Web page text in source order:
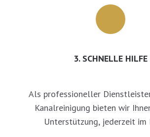
3. SCHNELLE HILFE
Als professioneller
Kanalreinigung bieten wir
Unterstützung, jederzeit im